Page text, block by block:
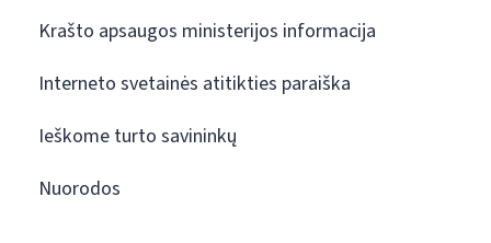
Krašto apsaugos ministerijos informacija
Interneto svetainės atitikties paraiška
Ieškome turto savininkų
Nuorodos